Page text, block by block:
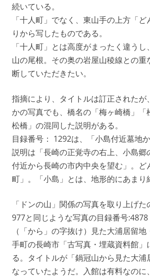
続いている。
「十人町」でなく、東山手の上方「
りから写したものである。
「十人町」とは高度がまったく違う
山の尾根。その奥の岩屋山稜線との重
断していただきたい。
指摘により、タイトルは訂正されたが
かの写真でも、橋名の「梅ヶ崎橋」「
松橋」の混同した説明がある。
目録番号： 1292は、「小島付近墓地か
説明は「長崎の正覚寺の右上、小島郷
付近から長崎の市内中央を望む」。ど
町」。「小島」とは、地形的にあまり
「ドンの山」関係の写真を取り上げた
977と同じような写真の目録番号
（「から」の字抜け）見た大浦居留
手町の長崎市「古写真・埋蔵資料館」
る。タイトルが「鍋冠山から見た大浦
なっていたようだ。入館は有料なのに